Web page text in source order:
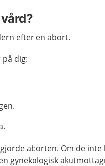
efter en abort.
dig:
aborten. Om de inte
gynekologisk